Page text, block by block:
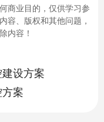
商业目的，仅供学习参
容、版权和其他问题，
内容！
设方案
案